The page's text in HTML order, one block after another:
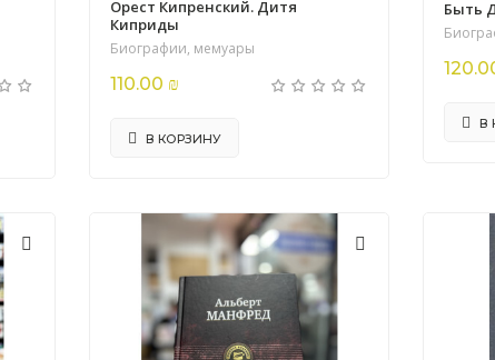
Орест Кипренский. Дитя
Киприды
Биографии, мемуары
110.00 ₪
В КОРЗИНУ
Быть
В